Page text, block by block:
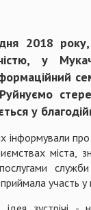
2018
у
у
інформували
міста,
служби
участь у